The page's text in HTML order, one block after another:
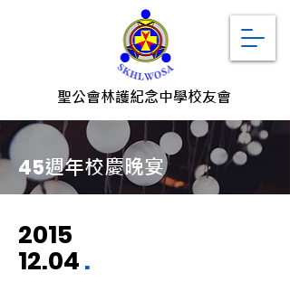
聖公會林護紀念中學校友會
45週年校慶晚宴
2015
12.04.